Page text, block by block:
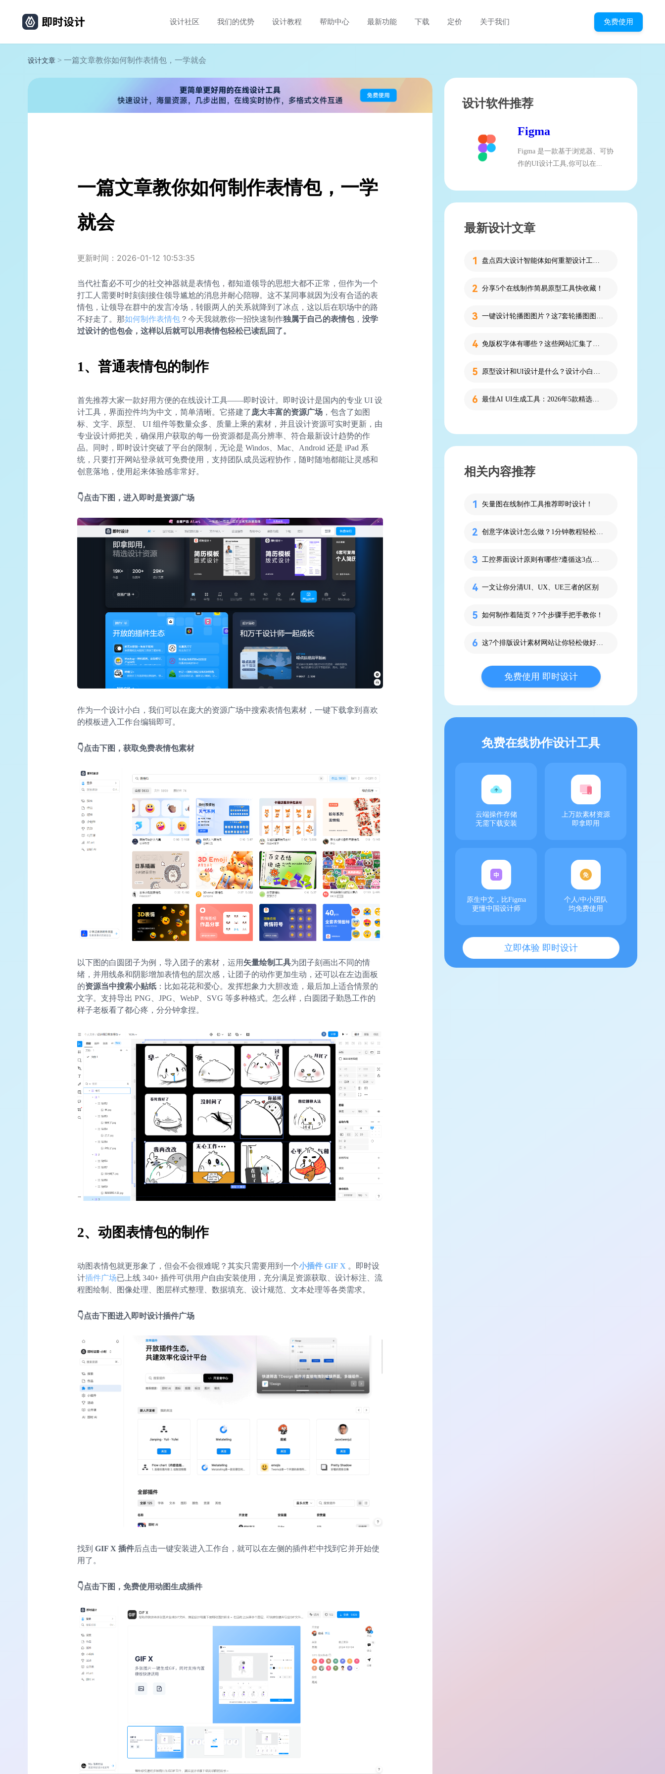
设计社区 我们的优势 设计教程 帮助中心 最新功能 下载 定价 关于我们 免费使用
设计文章 > 一篇文章教你如何制作表情包，一学就会
一篇文章教你如何制作表情包，一学
就会
更新时间：2026-01-12 10:53:35
当代社畜必不可少的社交神器就是表情包，都知道领导的思想大都不正常，但作为一个
打工人需要时时刻刻接住领导尴尬的消息并耐心陪聊。这不某同事就因为没有合适的表
情包，让领导在群中的发言冷场，转眼两人的关系就降到了冰点，这以后在职场中的路
不好走了。那如何制作表情包 ？今天我就教你一招快速制作独属于自己的表情包， 没学
过设计的也包会，这样以后就可以用表情包轻松已读乱回了。
1、普通表情包的制作
首先推荐大家一款好用方便的在线设计工具——即时设计。即时设计是国内的专业 UI 设
计工具，界面控件均为中文，简单清晰。它搭建了庞大丰富的资源广场 ，包含了如图
标、文字、原型、 UI 组件等数量众多、质量上乘的素材，并且设计资源可实时更新，由
专业设计师把关，确保用户获取的每一份资源都是高分辨率、符合最新设计趋势的作
品。同时，即时设计突破了平台的限制，无论是 Windos、Mac、Android 还是 iPad 系
统，只要打开网站登录就可免费使用，支持团队成员远程协作，随时随地都能让灵感和
创意落地，使用起来体验感非常好。
👇点击下图，进入即时是资源广场
作为一个设计小白，我们可以在庞大的资源广场中搜索表情包素材，一键下载拿到喜欢
的模板进入工作台编辑即可。
👇点击下图，获取免费表情包素材
以下图的白圆团子为例，导入团子的素材，运用 矢量绘制工具为团子刻画出不同的情
绪，并用线条和阴影增加表情包的层次感，让团子的动作更加生动，还可以在左边面板
的资源当中搜索小贴纸 ：比如花花和爱心。发挥想象力大胆改造，最后加上适合情景的
文字。支持导出 PNG、JPG、WebP、SVG 等多种格式。怎么样，白圆团子勤恳工作的
样子老板看了都心疼，分分钟拿捏。
2、动图表情包的制作
动图表情包就更形象了，但会不会很难呢？其实只需要用到一个小插件 GIF X 。即时设
计插件广场已上线 340+ 插件可供用户自由安装使用，充分满足资源获取、设计标注、流
程图绘制、图像处理、图层样式整理、数据填充、设计规范、文本处理等各类需求。
👇点击下图进入即时设计插件广场
找到 GIF X 插件后点击一键安装进入工作台，就可以在左侧的插件栏中找到它并开始使
用了。
👇点击下图，免费使用动图生成插件
设计软件推荐
Figma
Figma 是一款基于浏览器、可协
作的UI设计工具,你可以在...
最新设计文章
盘点四大设计智能体如何重塑设计工作流
分享5个在线制作简易原型工具快收藏！
一键设计轮播图图片？这7套轮播图图片资源快收藏！
免版权字体有哪些？这些网站汇集了近百款免版权字体！
原型设计和UI设计是什么？设计小白必看的科普！
最佳AI UI生成工具：2026年5款精选，新手零代码快速制作界面
相关内容推荐
矢量图在线制作工具推荐即时设计！
创意字体设计怎么做？1分钟教程轻松Get！
工控界面设计原则有哪些?遵循这3点设计出众
一文让你分清UI、UX、UE三者的区别
如何制作着陆页？7个步骤手把手教你！
这7个排版设计素材网站让你轻松做好UI排版
免费使用 即时设计
免费在线协作设计工具
云端操作存储
无需下载安装
上万款素材资源
即拿即用
原生中文，比Figma
更懂中国设计师
个人/中小团队
均免费使用
立即体验 即时设计